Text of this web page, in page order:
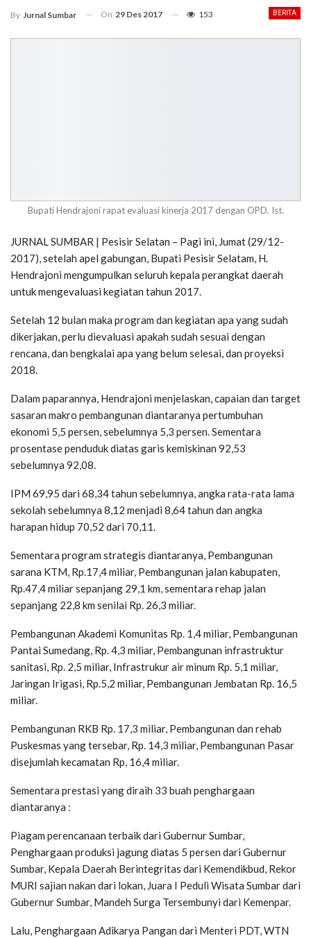
BERITA
By Jurnal Sumbar On 29 Des 2017 153
Bupati Hendrajoni rapat evaluasi kinerja 2017 dengan OPD. Ist.
JURNAL SUMBAR | Pesisir Selatan – Pagi ini, Jumat (29/12-
2017), setelah apel gabungan, Bupati Pesisir Selatam, H.
Hendrajoni mengumpulkan seluruh kepala perangkat daerah
untuk mengevaluasi kegiatan tahun 2017.
Setelah 12 bulan maka program dan kegiatan apa yang sudah
dikerjakan, perlu dievaluasi apakah sudah sesuai dengan
rencana, dan bengkalai apa yang belum selesai, dan proyeksi
2018.
Dalam paparannya, Hendrajoni menjelaskan, capaian dan target
sasaran makro pembangunan diantaranya pertumbuhan
ekonomi 5,5 persen, sebelumnya 5,3 persen. Sementara
prosentase penduduk diatas garis kemiskinan 92,53
sebelumnya 92,08.
IPM 69,95 dari 68,34 tahun sebelumnya, angka rata-rata lama
sekolah sebelumnya 8,12 menjadi 8,64 tahun dan angka
harapan hidup 70,52 dari 70,11.
Sementara program strategis diantaranya, Pembangunan
sarana KTM, Rp.17,4 miliar, Pembangunan jalan kabupaten,
Rp.47,4 miliar sepanjang 29,1 km, sementara rehap jalan
sepanjang 22,8 km senilai Rp. 26,3 miliar.
Pembangunan Akademi Komunitas Rp. 1,4 miliar, Pembangunan
Pantai Sumedang, Rp. 4,3 miliar, Pembangunan infrastruktur
sanitasi, Rp. 2,5 miliar, Infrastrukur air minum Rp. 5,1 miliar,
Jaringan Irigasi, Rp.5,2 miliar, Pembangunan Jembatan Rp. 16,5
miliar.
Pembangunan RKB Rp. 17,3 miliar, Pembangunan dan rehab
Puskesmas yang tersebar, Rp. 14,3 miliar, Pembangunan Pasar
disejumlah kecamatan Rp, 16,4 miliar.
Sementara prestasi yang diraih 33 buah penghargaan
diantaranya :
Piagam perencanaan terbaik dari Gubernur Sumbar,
Penghargaan produksi jagung diatas 5 persen dari Gubernur
Sumbar, Kepala Daerah Berintegritas dari Kemendikbud, Rekor
MURI sajian nakan dari lokan, Juara I Peduli Wisata Sumbar dari
Gubernur Sumbar, Mandeh Surga Tersembunyi dari Kemenpar.
Lalu, Penghargaan Adikarya Pangan dari Menteri PDT, WTN